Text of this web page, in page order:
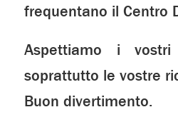
frequentano il Centro
Aspettiamo i
soprattutto le vostre
Buon divertimento.